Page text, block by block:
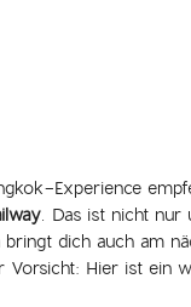
Experience
. Das ist nicht nur
dich auch am
Vorsicht: Hier ist ein